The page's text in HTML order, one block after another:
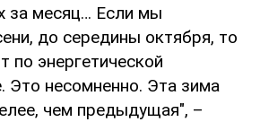
за месяц… Если мы
до середины октября, то
по энергетической
Это несомненно. Эта зима
чем предыдущая", –